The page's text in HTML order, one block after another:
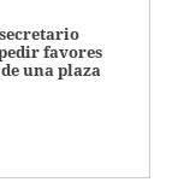
favores
una plaza